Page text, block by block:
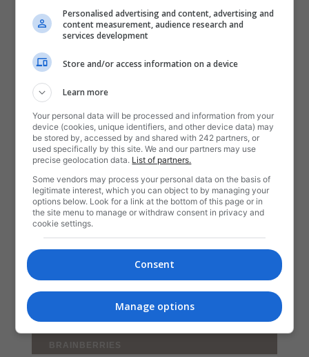
Personalised advertising and content, advertising and
content measurement, audience research and
services development
Store and/or access information on a device
Learn more
Your personal data will be processed and information from your
device (cookies, unique identifiers, and other device data) may
be stored by, accessed by and shared with 242 partners, or
used specifically by this site. We and our partners may use
precise geolocation data. List of partners.
Some vendors may process your personal data on the basis of
legitimate interest, which you can object to by managing your
options below. Look for a link at the bottom of this page or in
the site menu to manage or withdraw consent in privacy and
cookie settings.
Consent
Manage options